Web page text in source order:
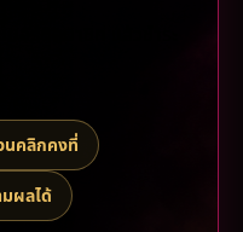
นคลิกคงที่
ผลได้